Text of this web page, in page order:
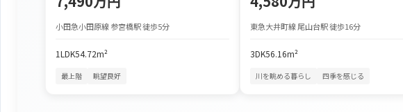
小田急小田原線 参宮橋駅 徒歩5分
1LDK54.72m²
最上階 眺望良好
東急大井町線 尾山台駅 徒歩16分
3DK56.16m²
川を眺める暮らし 四季を感じる